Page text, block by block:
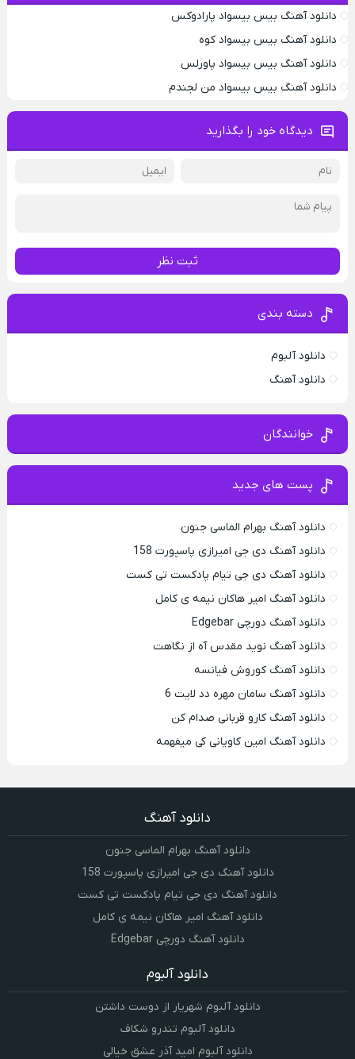
دانلود آهنگ بیس بیسواد پارادوکس
دانلود آهنگ بیس بیسواد کوه
دانلود آهنگ بیس بیسواد پاورلس
دانلود آهنگ بیس بیسواد من لجندم
دیدگاه خود را بگذارید
ثبت نظر
دسته بندی
دانلود آلبوم
دانلود آهنگ
خوانندگان
پست های جدید
دانلود آهنگ بهرام الماسی جنون
دانلود آهنگ دی جی امیرازی پاسپورت 158
دانلود آهنگ دی جی تیام پادکست تی کست
دانلود آهنگ امیر هاکان نیمه ی کامل
دانلود آهنگ دورچی Edgebar
دانلود آهنگ نوید مقدس آه از نگاهت
دانلود آهنگ کوروش فیانسه
دانلود آهنگ سامان مهره دد لایت 6
دانلود آهنگ کارو قربانی صدام کن
دانلود آهنگ امین کاویانی کی میفهمه
دانلود آهنگ
دانلود آهنگ بهرام الماسی جنون
دانلود آهنگ دی جی امیرازی پاسپورت 158
دانلود آهنگ دی جی تیام پادکست تی کست
دانلود آهنگ امیر هاکان نیمه ی کامل
دانلود آهنگ دورچی Edgebar
دانلود آلبوم
دانلود آلبوم شهریار از دوست داشتن
دانلود آلبوم تندرو شکاف
دانلود آلبوم امید آذر عشق خیالی